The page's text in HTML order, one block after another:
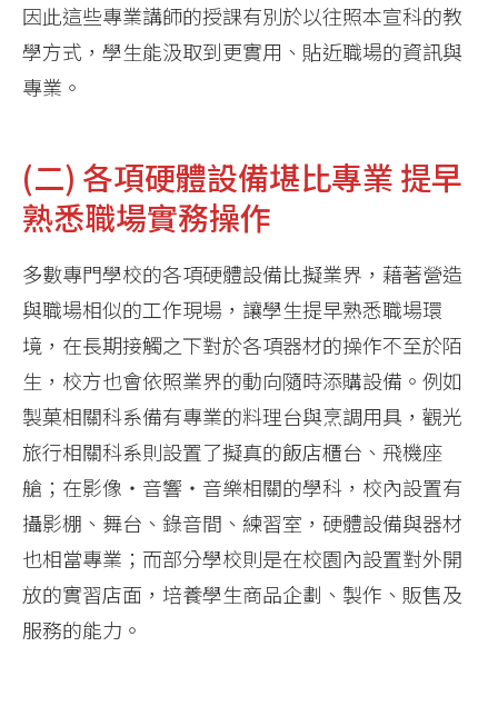
因此這些專業講師的授課有別於以往照本宣科的教
學方式，學生能汲取到更實用、貼近職場的資訊與
專業。
(二) 各項硬體設備堪比專業 提早
熟悉職場實務操作
多數專門學校的各項硬體設備比擬業界，藉著營造
與職場相似的工作現場，讓學生提早熟悉職場環
境，在長期接觸之下對於各項器材的操作不至於陌
生，校方也會依照業界的動向隨時添購設備。例如
製菓相關科系備有專業的料理台與烹調用具，觀光
旅行相關科系則設置了擬真的飯店櫃台、飛機座
艙；在影像‧音響‧音樂相關的學科，校內設置有
攝影棚、舞台、錄音間、練習室，硬體設備與器材
也相當專業；而部分學校則是在校園內設置對外開
放的實習店面，培養學生商品企劃、製作、販售及
服務的能力。